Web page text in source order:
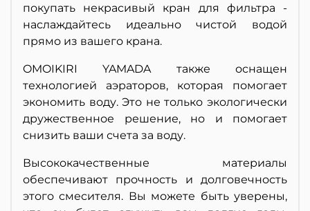
покупать некрасивый кран для фильтра -
наслаждайтесь идеально чистой водой
прямо из вашего крана.
OMOIKIRI YAMADA также оснащен
технологией аэраторов, которая помогает
экономить воду. Это не только экологически
дружественное решение, но и помогает
снизить ваши счета за воду.
Высококачественные материалы
обеспечивают прочность и долговечность
этого смесителя. Вы можете быть уверены,